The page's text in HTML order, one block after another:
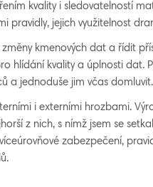
kvality i sledovatelností
pravidly, jejich využitelnost
kmenových dat a řídit
hlídání kvality a úplnosti dat.
a jednoduše jim včas domluvit.
i externími hrozbami.
z nich, s nímž jsem se
zabezpečení,